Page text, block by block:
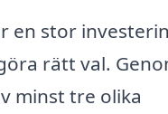
en stor
rätt val.
minst tre olika